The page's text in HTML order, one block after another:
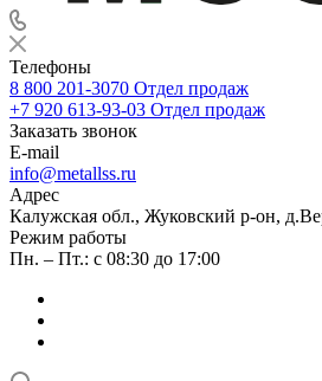
Телефоны
8 800 201-3070 Отдел продаж
+7 920 613-93-03 Отдел продаж
Заказать звонок
E-mail
info@metallss.ru
Адрес
Калужская обл., Жуковский р-он,
Режим работы
Пн. – Пт.: с 08:30 до 17:00